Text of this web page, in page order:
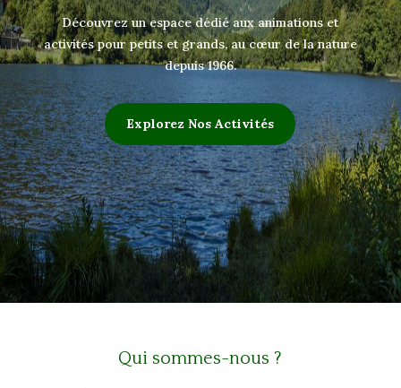
Découvrez un espace dédié aux animations et
activités pour petits et grands, au cœur de la nature
depuis 1966.
Explorez Nos Activités
Qui sommes-nous ?